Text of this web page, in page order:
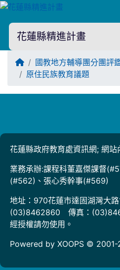
花蓮縣精進計畫
回首頁國教地方輔導團分團評
原住民族教育議題
花蓮縣政府教育處資訊網; 網站
業務承辦:課程科董嘉傑課督
(#562)、張心秀幹事(#569)
地址：970花蓮市達固湖灣大
(03)8462860 傳真：
經授權請勿使用。
Powered by XOOPS © 2001-